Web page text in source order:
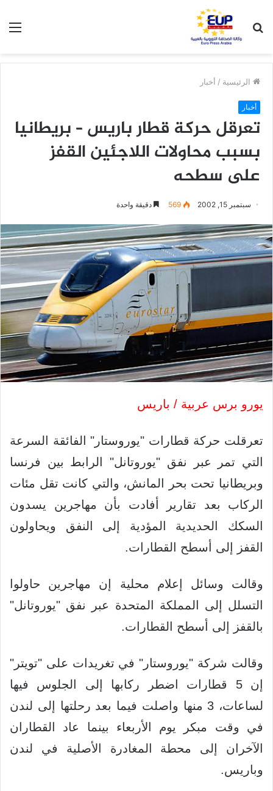
عن
الرئيسية / أخبار
أخبار
تعرقل حركة قطار باريس – بريطانيا
بسبب محاولات اللاجئين القفز
على سطحه
سبتمبر 15, 2002 569 دقيقة واحدة
يورو برس عربية / باريس
تعرقلت حركة قطارات "يوروستار" الفائقة السرعة
التي تمر عبر نفق "يوروتانل" الرابط بين فرنسا
وبريطانيا تحت بحر المانش، والتي كانت تقل مئات
الركاب بعد تقارير أفادت بأن مهاجرين يسدون
السكك الحديدية المؤدية إلى النفق ويحاولون
القفز إلى أسطح القطارات.
وقالت وسائل إعلام محلية إن مهاجرين حاولوا
التسلل إلى المملكة المتحدة عبر نفق "يوروتانل"
بالقفز إلى أسطح القطارات.
وقالت شركة "يوروستار" في تغريدات على "تويتر"
إن 5 قطارات اضطر ركابها إلى الجلوس فيها
لساعات، 3 منها واصلت فيما بعد رحلتها إلى لندن
في وقت مبكر يوم الأربعاء بينما عاد القطاران
الآخران إلى محطة المغادرة الأصلية في لندن
وباريس.